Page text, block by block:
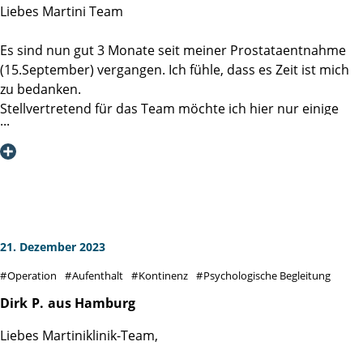
Deswegen eine klare Empfehlung … Martini Klinik, auch
„Gesundheit ist nicht alles, aber ohne Gesundheit ist alles
nichts.“
Liebes Martini Team
Es sind nun gut 3 Monate seit meiner Prostataentnahme
(15.September) vergangen. Ich fühle, dass es Zeit ist mich
zu bedanken.
Stellvertretend für das Team möchte ich hier nur einige
Mitarbeiter persönlich benennen, da ich ja nicht alle
kennengelernt habe.
Prof. Dr. M. Graefen,
Einleitungsgespräch geführt und sich die Zeit genommen
alle mir zur Verfügung stehenden Möglichkeiten ohne
entspannte und kompetente Beratung sowie eine allseitig
21. Dezember 2023
Operation Aufenthalt Kontinenz Psychologische Begleitung
Dirk P. aus Hamburg
Liebes Martiniklinik-Team,